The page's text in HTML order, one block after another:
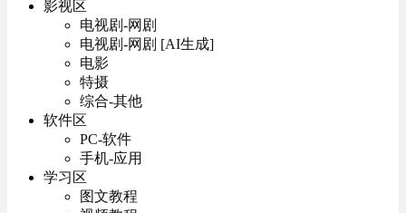
影视区
电视剧-网剧
电视剧-网剧 [AI生成]
电影
特摄
综合-其他
软件区
PC-软件
手机-应用
学习区
图文教程